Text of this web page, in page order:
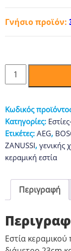
Γνήσιο προϊόν:
Εστία
Κεραμική
Φ230/140mm
(Διπλή)
ποσότητα
Κωδικός
Κατηγορίες:
Ετικέτες: AEG,
ZANUSSI, γενικής
κεραμική εστία
Περιγραφή
Εστία